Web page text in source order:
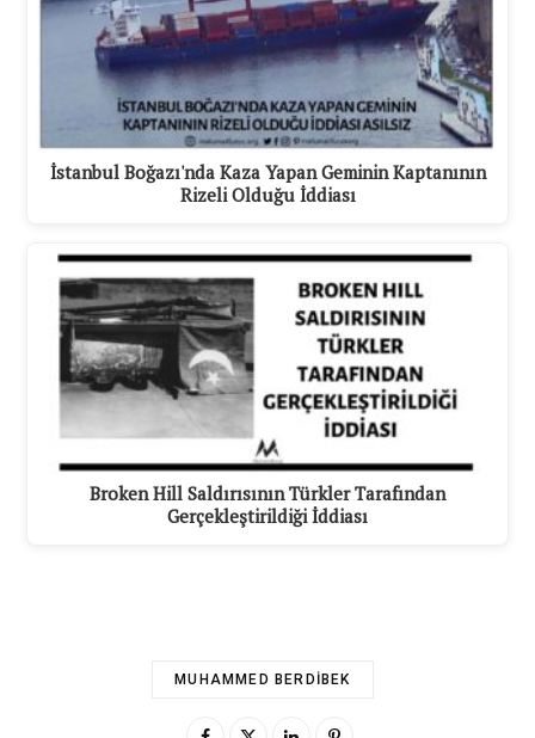
İstanbul Boğazı'nda Kaza Yapan Geminin Kaptanının
Rizeli Olduğu İddiası
Broken Hill Saldırısının Türkler Tarafından
Gerçekleştirildiği İddiası
MUHAMMED BERDIBEK